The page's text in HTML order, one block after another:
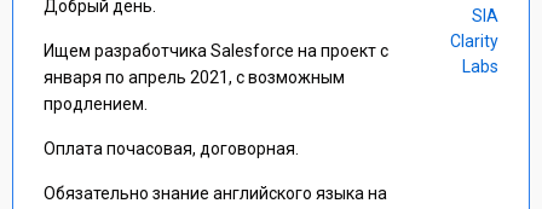
Добрый день.
Ищем разработчика Salesforce на проект с
января по апрель 2021, с возможным
продлением.
Оплата почасовая, договорная.
Обязательно знание английского языка на
SIA
Clarity
Labs